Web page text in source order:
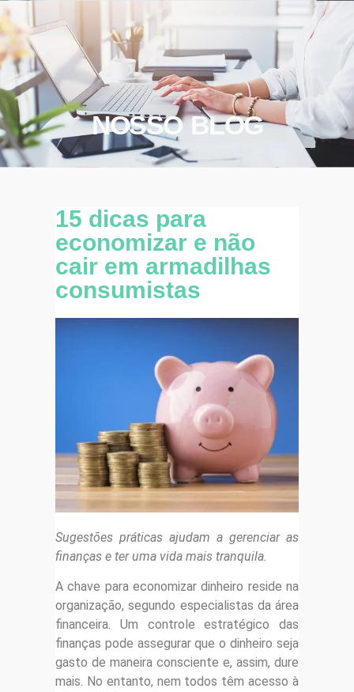
NOSSO BLOG
15 dicas para
economizar e não
cair em armadilhas
consumistas
Sugestões práticas ajudam a gerenciar as
finanças e ter uma vida mais tranquila.
A chave para economizar dinheiro reside na
organização, segundo especialistas da área
financeira. Um controle estratégico das
finanças pode assegurar que o dinheiro seja
gasto de maneira consciente e, assim, dure
mais. No entanto, nem todos têm acesso à